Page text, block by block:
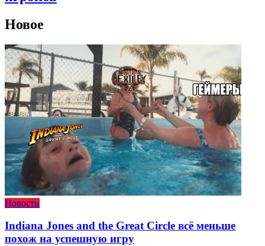
Новое
Новости
Indiana Jones and the Great Circle всё меньше
похож на успешную игру